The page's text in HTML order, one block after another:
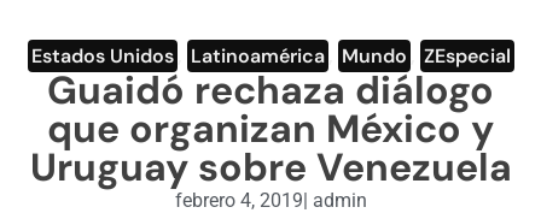
ENGLISH SECTION
VIDEOS
Estados Unidos Latinoamérica Mundo ZEspecial
Guaidó rechaza diálogo
que organizan México y
Uruguay sobre Venezuela
febrero 4, 2019| admin